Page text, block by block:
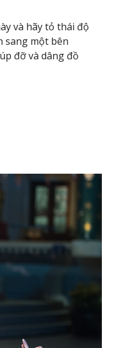
và hãy tỏ thái độ
sang một bên
đỡ và dâng đồ